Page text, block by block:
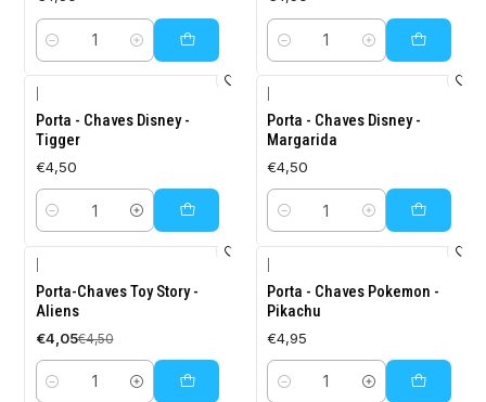
Quantidade Quantidade
Porta - Chaves Disney -
Tigger
€4,50
Quantidade
Porta - Chaves Disney -
Margarida
€4,50
Quantidade
-10%
DESCONTO
Porta-Chaves Toy Story -
Aliens
€4,05€4,50
Quantidade
Porta - Chaves Pokemon -
Pikachu
€4,95
Quantidade